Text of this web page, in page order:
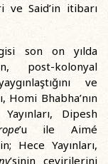
ve Said’in itibarı
son on yılda
post-kolonyal
ve
Homi Bhabha’nın
Yayınları, Dipesh
’u ile Aimé
Hece Yayınları,
’sinin çevirilerini